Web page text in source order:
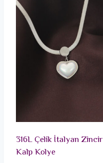
316L Çelik İtalyan Zincir
Kalp Kolye